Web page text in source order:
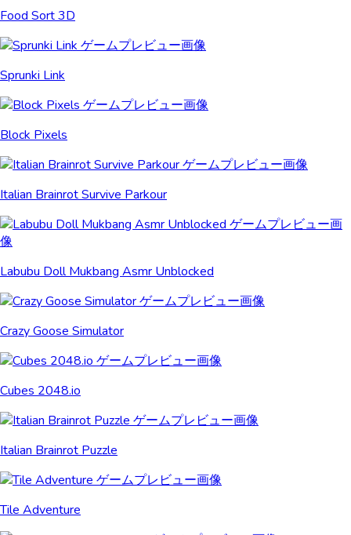
Food Sort 3D
Sprunki Link
Block Pixels
Italian Brainrot Survive Parkour
Labubu Doll Mukbang Asmr Unblocked
Crazy Goose Simulator
Cubes 2048.io
Italian Brainrot Puzzle
Tile Adventure